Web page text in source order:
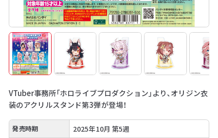
VTuber事務所「ホロライブプロダクション」より、オリジン衣
装のアクリルスタンド第3弾が登場！
発売時期 2025年10月 第5週